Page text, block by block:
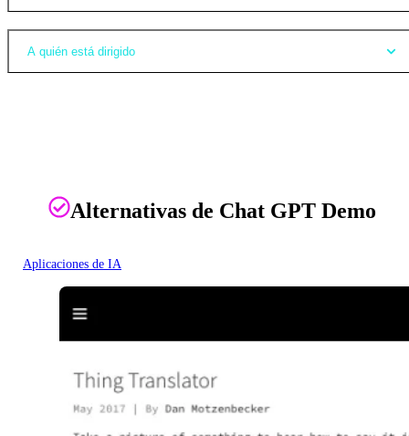
A quién está dirigido
Alternativas de Chat GPT Demo
Aplicaciones de IA